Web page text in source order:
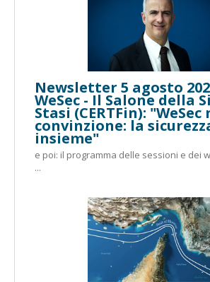
Newsletter 5 agosto
WeSec - Il Salone della
Stasi (CERTFin):
convinzione: la
insieme"
e poi: il programma delle sessioni e dei
...